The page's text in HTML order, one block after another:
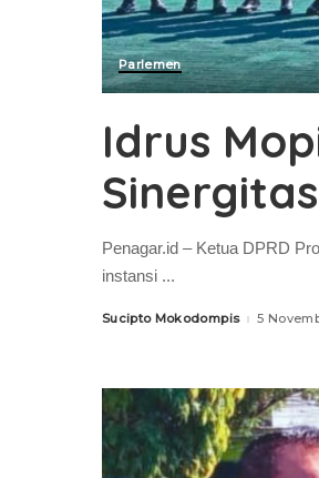
Parlemen
Idrus
Penagar.id – Ketua DPRD
instansi ...
Posted
Sucipto Mokodompis 5